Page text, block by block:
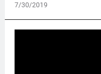
7/30/2019